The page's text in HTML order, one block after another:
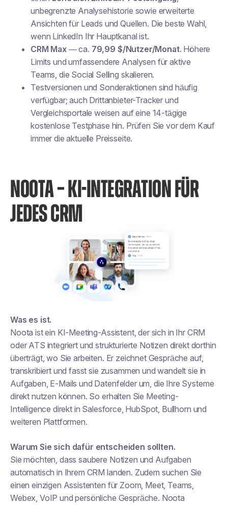
unbegrenzte Analysehistorie sowie erweiterte
Ansichten für Leads und Quellen. Die beste Wahl,
wenn LinkedIn Ihr Hauptkanal ist.
CRM Max— ca. 79,99 $/Nutzer/Monat. Höhere
Limits und umfassendere Analysen für aktive
Teams, die Social Selling skalieren.
Testversionen und Sonderaktionen sind häufig
verfügbar; auch Drittanbieter-Tracker und
Vergleichsportale weisen auf eine 14-tägige
kostenlose Testphase hin. Prüfen Sie vor dem Kauf
immer die aktuelle Preisseite.
NOOTA – KI-INTEGRATION FÜR
JEDES CRM
Was es ist.
Noota ist ein KI-Meeting-Assistent, der sich in Ihr CRM
oder ATS integriert und strukturierte Notizen direkt dorthin
überträgt, wo Sie arbeiten. Er zeichnet Gespräche auf,
transkribiert und fasst sie zusammen und wandelt sie in
Aufgaben, E-Mails und Datenfelder um, die Ihre Systeme
direkt nutzen können. So erhalten Sie Meeting-
Intelligence direkt in Salesforce, HubSpot, Bullhorn und
weiteren Plattformen.
Warum Sie sich dafür entscheiden sollten.
Sie möchten, dass saubere Notizen und Aufgaben
automatisch in Ihrem CRM landen. Zudem suchen Sie
einen einzigen Assistenten für Zoom, Meet, Teams,
Webex, VoIP und persönliche Gespräche. Noota